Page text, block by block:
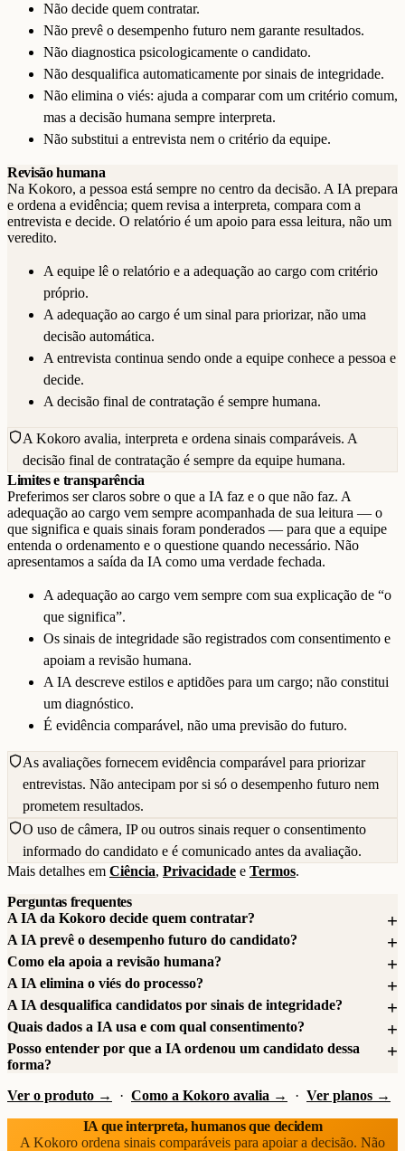
Não decide quem contratar.
Não prevê o desempenho futuro nem garante resultados.
Não diagnostica psicologicamente o candidato.
Não desqualifica automaticamente por sinais de integridade.
Não elimina o viés: ajuda a comparar com um critério comum,
mas a decisão humana sempre interpreta.
Não substitui a entrevista nem o critério da equipe.
Revisão humana
Na Kokoro, a pessoa está sempre no centro da decisão. A IA prepara
e ordena a evidência; quem revisa a interpreta, compara com a
entrevista e decide. O relatório é um apoio para essa leitura, não um
veredito.
A equipe lê o relatório e a adequação ao cargo com critério
próprio.
A adequação ao cargo é um sinal para priorizar, não uma
decisão automática.
A entrevista continua sendo onde a equipe conhece a pessoa e
decide.
A decisão final de contratação é sempre humana.
A Kokoro avalia, interpreta e ordena sinais comparáveis. A
decisão final de contratação é sempre da equipe humana.
Limites e transparência
Preferimos ser claros sobre o que a IA faz e o que não faz. A
adequação ao cargo vem sempre acompanhada de sua leitura — o
que significa e quais sinais foram ponderados — para que a equipe
entenda o ordenamento e o questione quando necessário. Não
apresentamos a saída da IA como uma verdade fechada.
A adequação ao cargo vem sempre com sua explicação de “o
que significa”.
Os sinais de integridade são registrados com consentimento e
apoiam a revisão humana.
A IA descreve estilos e aptidões para um cargo; não constitui
um diagnóstico.
É evidência comparável, não uma previsão do futuro.
As avaliações fornecem evidência comparável para priorizar
entrevistas. Não antecipam por si só o desempenho futuro nem
prometem resultados.
O uso de câmera, IP ou outros sinais requer o consentimento
informado do candidato e é comunicado antes da avaliação.
Mais detalhes em Ciência, Privacidade e Termos.
Perguntas frequentes
A IA da Kokoro decide quem contratar?
A IA prevê o desempenho futuro do candidato?
Como ela apoia a revisão humana?
A IA elimina o viés do processo?
A IA desqualifica candidatos por sinais de integridade?
Quais dados a IA usa e com qual consentimento?
Posso entender por que a IA ordenou um candidato dessa
forma?
Ver o produto →
· Como a Kokoro avalia → · Ver planos →
IA que interpreta, humanos que decidem
A Kokoro ordena sinais comparáveis para apoiar a decisão. Não